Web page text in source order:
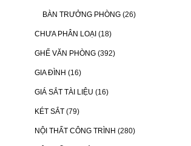
BÀN TRƯỞNG PHÒNG (26)
CHƯA PHÂN LOẠI (18)
GHẾ VĂN PHÒNG (392)
GIA ĐÌNH (16)
GIÁ SẮT TÀI LIỆU (16)
KÉT SẮT (79)
NỘI THẤT CÔNG TRÌNH (280)